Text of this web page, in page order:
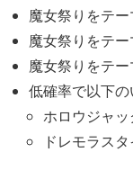
魔女祭りをテ
魔女祭りをテ
魔女祭りをテ
低確率で以下の
ホロウジャ
ドレモラス